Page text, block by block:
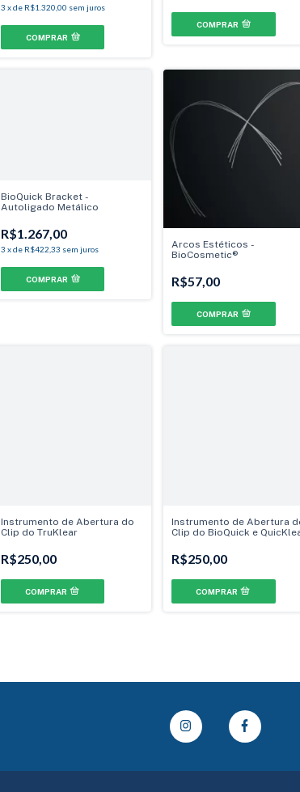
3 xde R$1.320,00 sem juros
COMPRAR
COMPRAR
BioQuick Bracket -
Autoligado Metálico
R$1.267,00
3 xde R$422,33 sem juros
COMPRAR
Arcos Estéticos -
BioCosmetic®
R$57,00
COMPRAR
Instrumento de Abertura do
Clip do TruKlear
R$250,00
Instrumento de Abertura
Clip do BioQuick e
R$250,00